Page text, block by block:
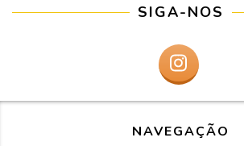
SIGA-NOS
NAVEGAÇÃO